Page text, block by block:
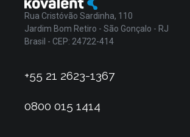
Rua Cristóvão Sardinha, 110
Jardim Bom Retiro - São Gonçalo - RJ
Brasil - CEP: 24722-414
+55 21 2623-1367
0800 015 1414